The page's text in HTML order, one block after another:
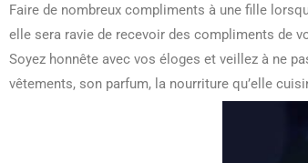
Faire de nombreux compliments à une fille
elle sera ravie de recevoir des compliments de
Soyez honnête avec vos éloges et veillez à ne
vêtements, son parfum, la nourriture qu’elle